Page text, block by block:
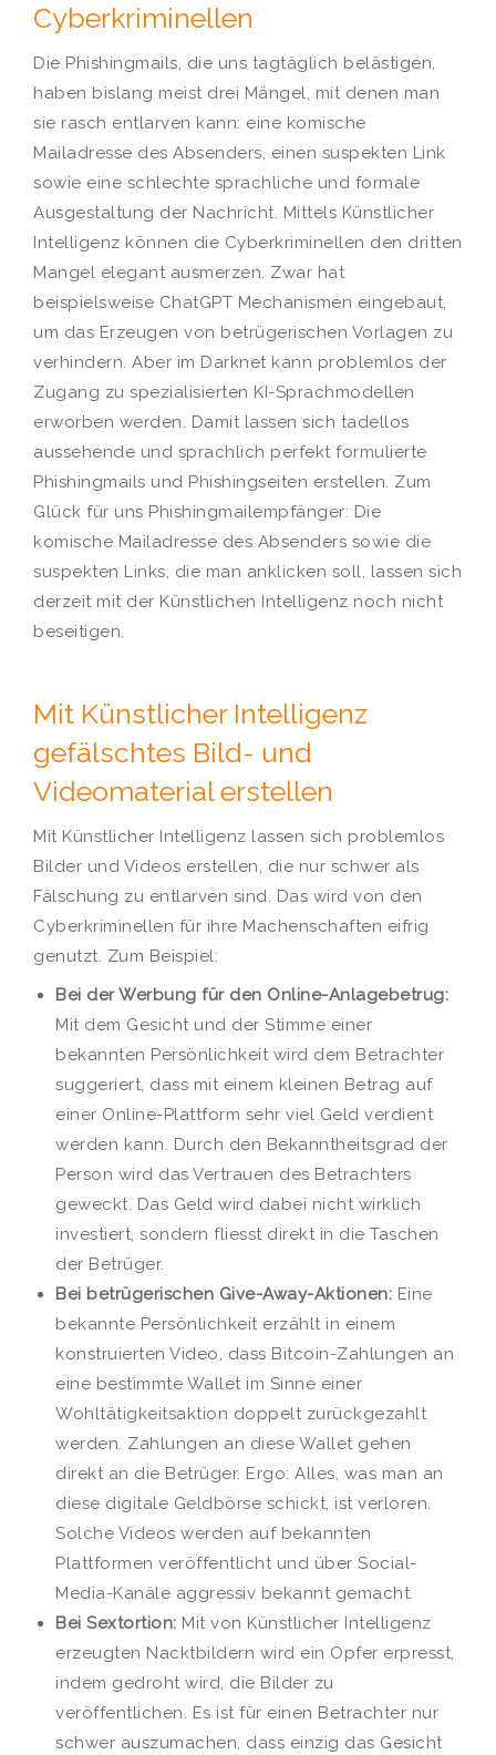
Cyberkriminellen
Die Phishingmails, die uns tagtäglich belästigen,
haben bislang meist drei Mängel, mit denen man
sie rasch entlarven kann: eine komische
Mailadresse des Absenders, einen suspekten Link
sowie eine schlechte sprachliche und formale
Ausgestaltung der Nachricht. Mittels Künstlicher
Intelligenz können die Cyberkriminellen den dritten
Mangel elegant ausmerzen. Zwar hat
beispielsweise ChatGPT Mechanismen eingebaut,
um das Erzeugen von betrügerischen Vorlagen zu
verhindern. Aber im Darknet kann problemlos der
Zugang zu spezialisierten KI-Sprachmodellen
erworben werden. Damit lassen sich tadellos
aussehende und sprachlich perfekt formulierte
Phishingmails und Phishingseiten erstellen. Zum
Glück für uns Phishingmailempfänger: Die
komische Mailadresse des Absenders sowie die
suspekten Links, die man anklicken soll, lassen sich
derzeit mit der Künstlichen Intelligenz noch nicht
beseitigen.
Mit Künstlicher Intelligenz
gefälschtes Bild- und
Videomaterial erstellen
Mit Künstlicher Intelligenz lassen sich problemlos
Bilder und Videos erstellen, die nur schwer als
Fälschung zu entlarven sind. Das wird von den
Cyberkriminellen für ihre Machenschaften eifrig
genutzt. Zum Beispiel:
Bei der Werbung für den Online-Anlagebetrug:
Mit dem Gesicht und der Stimme einer
bekannten Persönlichkeit wird dem Betrachter
suggeriert, dass mit einem kleinen Betrag auf
einer Online-Plattform sehr viel Geld verdient
werden kann. Durch den Bekanntheitsgrad der
Person wird das Vertrauen des Betrachters
geweckt. Das Geld wird dabei nicht wirklich
investiert, sondern fliesst direkt in die Taschen
der Betrüger.
Bei betrügerischen Give-Away-Aktionen: Eine
bekannte Persönlichkeit erzählt in einem
konstruierten Video, dass Bitcoin-Zahlungen an
eine bestimmte Wallet im Sinne einer
Wohltätigkeitsaktion doppelt zurückgezahlt
werden. Zahlungen an diese Wallet gehen
direkt an die Betrüger. Ergo: Alles, was man an
diese digitale Geldbörse schickt, ist verloren.
Solche Videos werden auf bekannten
Plattformen veröffentlicht und über Social-
Media-Kanäle aggressiv bekannt gemacht.
Bei Sextortion: Mit von Künstlicher Intelligenz
erzeugten Nacktbildern wird ein Opfer erpresst,
indem gedroht wird, die Bilder zu
veröffentlichen. Es ist für einen Betrachter nur
schwer auszumachen, dass einzig das Gesicht